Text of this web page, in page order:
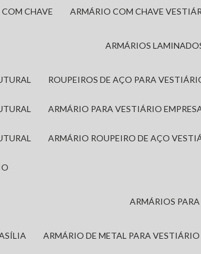
COM CHAVE ARMÁRIO COM CHAVE
ARMÁRIOS
ROUPEIROS DE AÇO PARA
ARMÁRIO PARA VESTIÁRIO
ARMÁRIO ROUPEIRO DE AÇO
ARMÁRIOS
ARMÁRIO DE METAL PARA VESTIÁRIO